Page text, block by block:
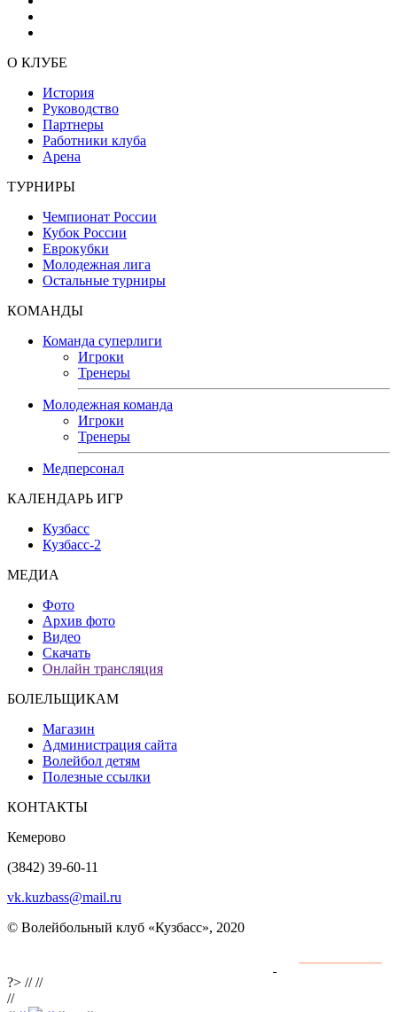
О КЛУБЕ
История
Руководство
Партнеры
Работники клуба
Арена
ТУРНИРЫ
Чемпионат России
Кубок России
Еврокубки
Молодежная лига
Остальные турниры
КОМАНДЫ
Команда суперлиги
Игроки
Тренеры
Молодежная команда
Игроки
Тренеры
Медперсонал
КАЛЕНДАРЬ ИГР
Кузбасс
Кузбасс-2
МЕДИА
Фото
Архив фото
Видео
Скачать
Онлайн трансляция
БОЛЕЛЬЩИКАМ
Магазин
Администрация сайта
Волейбол детям
Полезные ссылки
КОНТАКТЫ
Кемерово
(3842) 39-60-11
vk.kuzbass@mail.ru
© Волейбольный клуб «Кузбасс», 2020
?> ////
//